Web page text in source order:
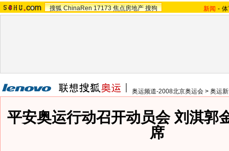
搜狐 ChinaRen 17173 焦点房地产 搜狗 新闻 -
奥运频道-2008北京奥运会 > 奥运
平安奥运行动召开动员会 刘淇郭
席